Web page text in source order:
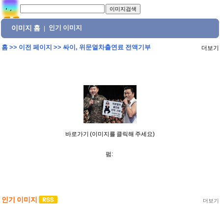
이미지 홈 인기 이미지
홈>> 이전 페이지 >> 싸이, 위문열차출연료 전액기부 더보기
바로가기 (이미지를 클릭해 주세요)
펌:
인기 이미지 더보기